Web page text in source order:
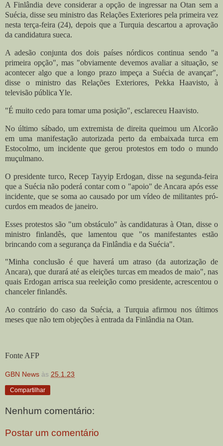
A Finlândia deve considerar a opção de ingressar na Otan sem a
Suécia, disse seu ministro das Relações Exteriores pela primeira vez
nesta terça-feira (24), depois que a Turquia descartou a aprovação
da candidatura sueca.
A adesão conjunta dos dois países nórdicos continua sendo "a
primeira opção", mas "obviamente devemos avaliar a situação, se
acontecer algo que a longo prazo impeça a Suécia de avançar",
disse o ministro das Relações Exteriores, Pekka Haavisto, à
televisão pública Yle.
"É muito cedo para tomar uma posição", esclareceu Haavisto.
No último sábado, um extremista de direita queimou um Alcorão
em uma manifestação autorizada perto da embaixada turca em
Estocolmo, um incidente que gerou protestos em todo o mundo
muçulmano.
O presidente turco, Recep Tayyip Erdogan, disse na segunda-feira
que a Suécia não poderá contar com o "apoio" de Ancara após esse
incidente, que se soma ao causado por um vídeo de militantes pró-
curdos em meados de janeiro.
Esses protestos são "um obstáculo" às candidaturas à Otan, disse o
ministro finlandês, que lamentou que "os manifestantes estão
brincando com a segurança da Finlândia e da Suécia".
"Minha conclusão é que haverá um atraso (da autorização de
Ancara), que durará até as eleições turcas em meados de maio", nas
quais Erdogan arrisca sua reeleição como presidente, acrescentou o
chanceler finlandês.
Ao contrário do caso da Suécia, a Turquia afirmou nos últimos
meses que não tem objeções à entrada da Finlândia na Otan.
Fonte AFP
GBN News às 25.1.23
Compartilhar
Nenhum comentário:
Postar um comentário